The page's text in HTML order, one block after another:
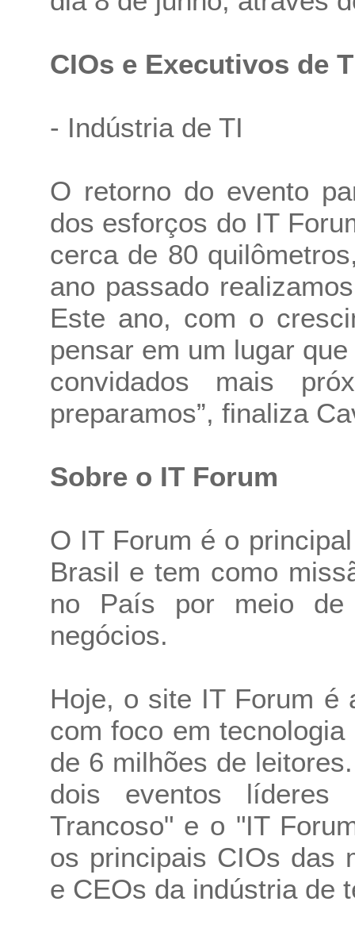
CIOs e Executivos de
- Indústria de TI
O retorno do evento
dos esforços do IT
cerca de 80
ano passado
Este ano, com o
pensar em um lugar
convidados mais
preparamos”, finaliza
Sobre o IT Forum
O IT Forum é o
Brasil e tem como
no País por meio de
negócios.
Hoje, o site IT Forum é
com foco em
de 6 milhões de
dois eventos
Trancoso" e o "IT
os principais CIOs das
e CEOs da indústria de